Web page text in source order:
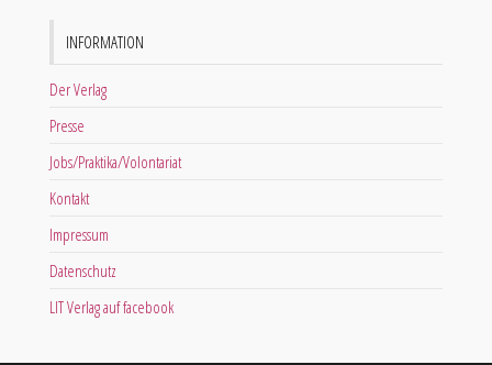
INFORMATION
Der Verlag
Presse
Jobs/Praktika/Volontariat
Kontakt
Impressum
Datenschutz
LIT Verlag auf facebook